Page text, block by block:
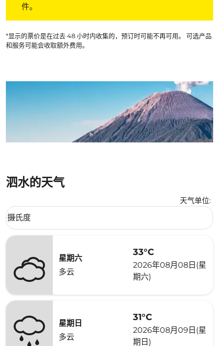
件。
*显示的票价是在过去 48 小时内收集的，预订时可能不再可用。 可选产品
和服务可能会收取额外费用。
泗水的天气
天气单位:
Weather unit option 摄氏度 Selected
摄氏度
keyboard_arrow_down
星期六
多云
33°C
2026年08月08日(星
期六)
星期日
多云
31°C
2026年08月09日(星
期日)